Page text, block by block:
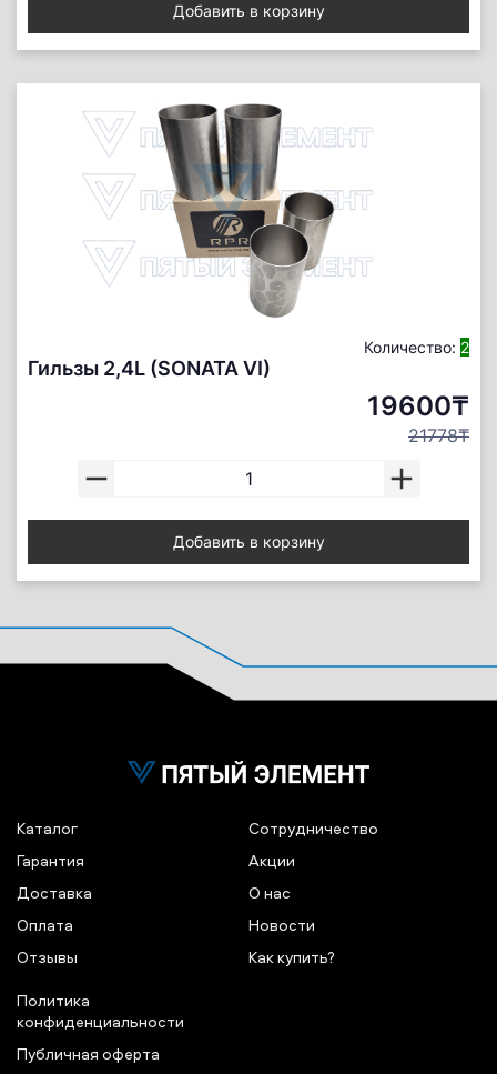
Добавить в корзину
Количество: 2
Гильзы 2,4L (SONATA VI)
19600₸
21778₸
Добавить в корзину
Каталог
Гарантия
Доставка
Оплата
Отзывы
Сотрудничество
Акции
О нас
Новости
Как купить?
Политика
конфиденциальности
Публичная оферта